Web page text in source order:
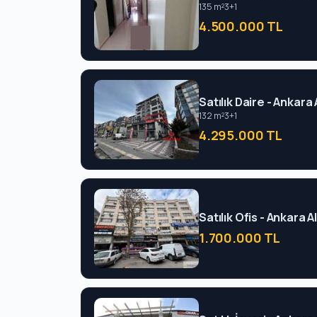
135 m²3+1
4.500.000 TL
Satılık Daire - Ankara
132 m²3+1
4.295.000 TL
Satılık Ofis - Ankara
1.700.000 TL